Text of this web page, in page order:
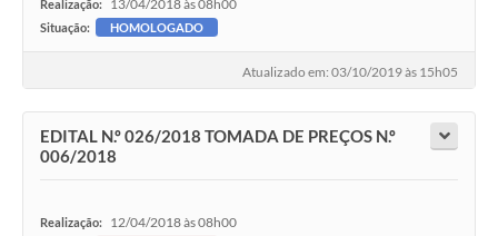
Realização: 13/04/2018 às 08h00
Situação: HOMOLOGADO
Atualizado em: 03/10/2019 às 15h05
EDITAL N.º 026/2018 TOMADA DE PREÇOS N.º
006/2018
Realização: 12/04/2018 às 08h00